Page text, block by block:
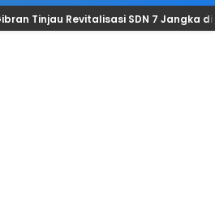
Tinjau Revitalisasi SDN 7 Jangka